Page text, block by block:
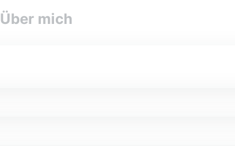
Über mich